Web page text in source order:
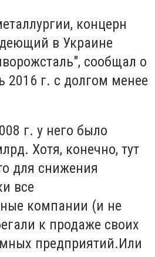
концерн
в Украине
сообщал о
2016 г. с долгом менее
г. у него было
Хотя, конечно, тут
для снижения
все
компании (и не
к продаже своих
предприятий.Или